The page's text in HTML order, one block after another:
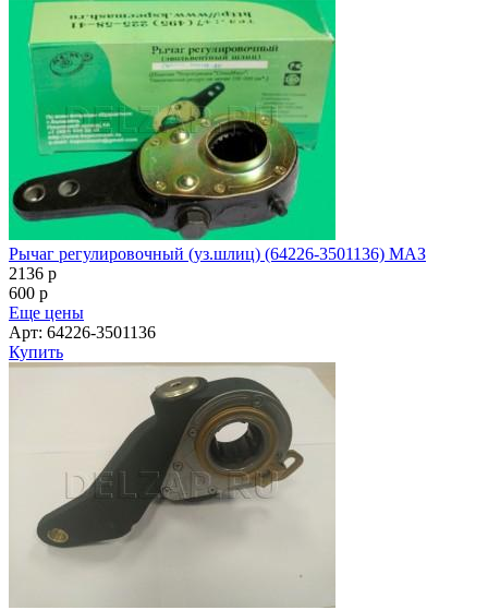
Рычаг регулировочный (уз.шлиц) (64226-3501136) МАЗ
2136 p
600 p
Еще цены
Арт: 64226-3501136
Купить